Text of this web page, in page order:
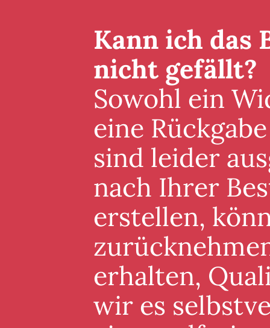
Kann ich das
nicht gefällt?
Sowohl ein
eine
sind leider
nach Ihrer
erstellen,
erhalten,
wir es